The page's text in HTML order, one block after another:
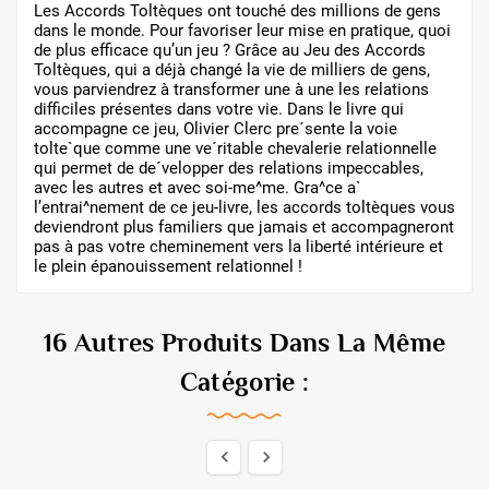
Les Accords Toltèques ont touché des millions de gens
dans le monde. Pour favoriser leur mise en pratique, quoi
de plus efficace qu’un jeu ? Grâce au Jeu des Accords
Toltèques, qui a déjà changé la vie de milliers de gens,
vous parviendrez à transformer une à une les relations
difficiles présentes dans votre vie. Dans le livre qui
accompagne ce jeu, Olivier Clerc pre´sente la voie
tolte`que comme une ve´ritable chevalerie relationnelle
qui permet de de´velopper des relations impeccables,
avec les autres et avec soi-me^me. Gra^ce a`
l’entrai^nement de ce jeu-livre, les accords toltèques vous
deviendront plus familiers que jamais et accompagneront
pas à pas votre cheminement vers la liberté intérieure et
le plein épanouissement relationnel !
16 Autres Produits Dans La Même
Catégorie :
 